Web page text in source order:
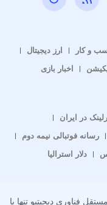
و کار
ارز دیجیتال
اخبار بازی
در ایران
رسانه فوتبالی نیمه دوم
دلار استرالیا
فناوری دیجیتیو تنها با